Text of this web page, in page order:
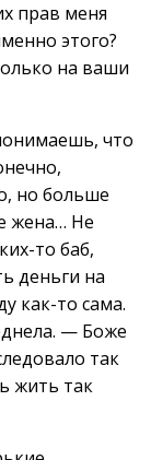
прав меня
этого?
на ваши
что
но больше
жена… Не
то баб,
деньги на
как-то сама.
— Боже
так
жить так